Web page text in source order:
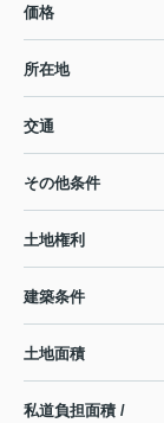
価格
所在地
交通
その他条件
土地権利
建築条件
土地面積
私道負担面積 /